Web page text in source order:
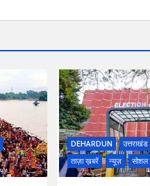
DEHARDUN उत्तराखंड
ताज़ा ख़बरें
न्यूज़ सोशल